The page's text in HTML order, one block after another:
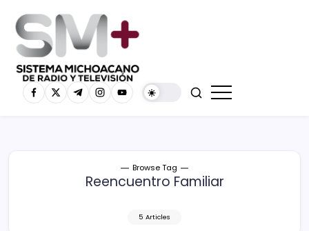
Browse Tag
Reencuentro Familiar
5 Articles